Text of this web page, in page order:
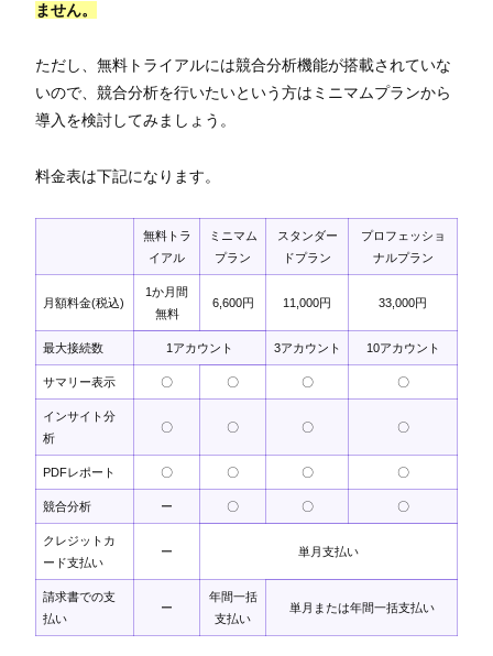
ません。
ただし、無料トライアルには競合分析機能が搭載されていな
いので、競合分析を行いたいという方はミニマムプランから
導入を検討してみましょう。
料金表は下記になります。
無料トラ
イアル
ミニマム
プラン
スタンダー
ドプラン
プロフェッショ
ナルプラン
月額料金(税込)
1か月間
無料
6,600円 11,000円 33,000円
最大接続数 1アカウント 3アカウント 10アカウント
サマリー表示 〇 〇 〇 〇
インサイト分
析
〇 〇 〇 〇
PDFレポート 〇 〇 〇 〇
競合分析 ー 〇 〇 〇
クレジットカ
ード支払い
ー 単月支払い
請求書での支
払い
ー
年間一括
支払い
単月または年間一括支払い